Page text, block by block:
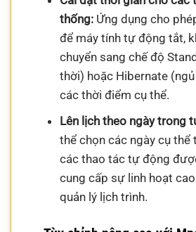
thống:Ứng dụng cho
để máy tính tự động tắt,
chuyển sang chế độ
thời) hoặc Hibernate
các thời điểm cụ thể.
Lên lịch theo ngày trong
thể chọn các ngày cụ thể
các thao tác tự động
cung cấp sự linh hoạt
quản lý lịch trình.